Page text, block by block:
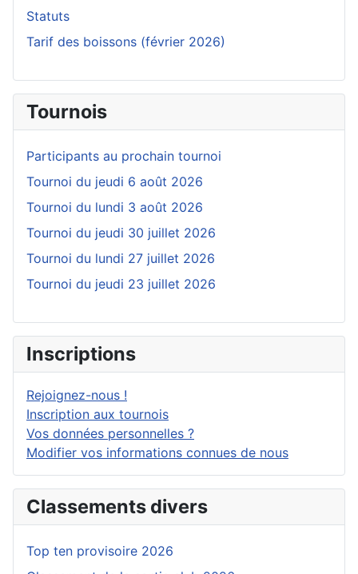
Statuts
Tarif des boissons (février 2026)
Tournois
Participants au prochain tournoi
Tournoi du jeudi 6 août 2026
Tournoi du lundi 3 août 2026
Tournoi du jeudi 30 juillet 2026
Tournoi du lundi 27 juillet 2026
Tournoi du jeudi 23 juillet 2026
Inscriptions
Rejoignez-nous !
Inscription aux tournois
Vos données personnelles ?
Modifier vos informations connues de nous
Classements divers
Top ten provisoire 2026